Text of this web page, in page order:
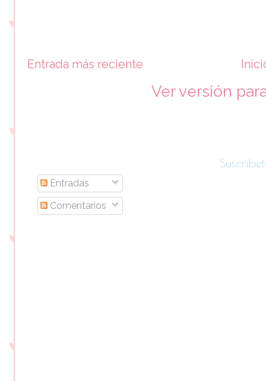
Entrada más reciente
Ver versión
Entradas
Comentarios